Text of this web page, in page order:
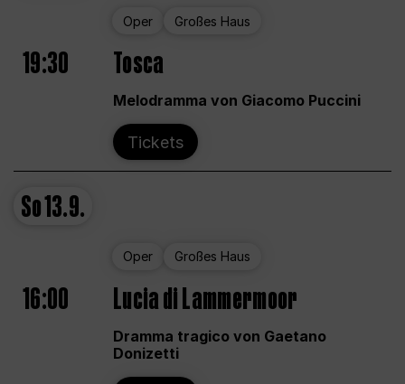
Oper Großes Haus
19:30 Tosca
Melodramma von Giacomo Puccini
Tickets
So13.9.
Oper Großes Haus
16:00 Lucia di Lammermoor
Dramma tragico von Gaetano
Donizetti